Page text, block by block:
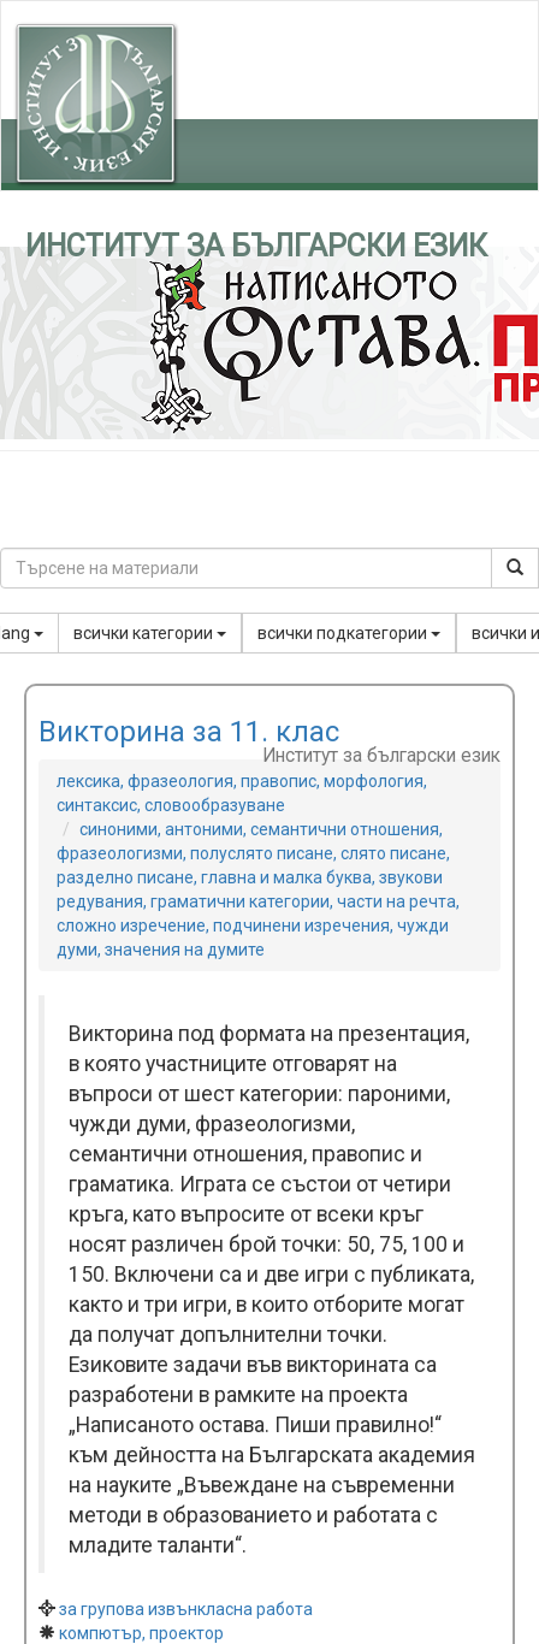
ИНСТИТУТ ЗА БЪЛГАРСКИ ЕЗИК
всички категории всички подкатегории всички
Викторина за 11. клас
Институт за български език
лексика, фразеология, правопис, морфология,
синтаксис, словообразуване
синоними, антоними, семантични отношения,
фразеологизми, полуслято писане, слято писане,
разделно писане, главна и малка буква, звукови
редувания, граматични категории, части на речта,
сложно изречение, подчинени изречения, чужди
думи, значения на думите
Викторина под формата на презентация,
в която участниците отговарят на
въпроси от шест категории: пароними,
чужди думи, фразеологизми,
семантични отношения, правопис и
граматика. Играта се състои от четири
кръга, като въпросите от всеки кръг
носят различен брой точки: 50, 75, 100 и
150. Включени са и две игри с публиката,
както и три игри, в които отборите могат
да получат допълнителни точки.
Езиковите задачи във викторината са
разработени в рамките на проекта
„Написаното остава. Пиши правилно!“
към дейността на Българската академия
на науките „Въвеждане на съвременни
методи в образованието и работата с
младите таланти“.
за групова извънкласна работа
компютър, проектор